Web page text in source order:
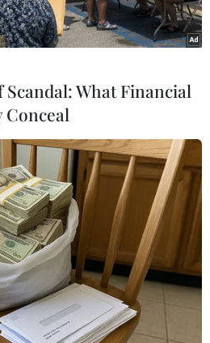
Hiển (trái) trao thỏa thuận tài trợ
Hoài, Chủ tịch HĐQT Tập đoàn
Thịnh (phải).
đầu tư năm 2018” được tổ
What Financial